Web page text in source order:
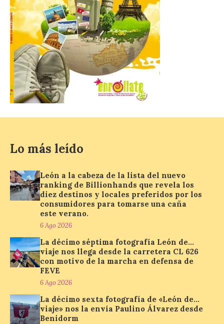
7 Ago 2026
La agrupación zamorana
ha logrado una Medalla de
Honor con Distinción, el
segundo puesto en la
clasificación general y la
Mención de Honor a la mejor
interpretación en el World Music Contest
celebrado en Kerkrade. Más de la mitad
La Térmica Cultural y La
la Energía de Ponferrada
publican su agenda para
este fin de semana
7 Ago 2026
Además, se celebrarán
nuevas visitas guiadas de
‘Paseo entre centrales.
Un recorrido entre La
la Energía (antigua central térmica de la
Minero Siderúrgica de Ponferrada –
MSP) y La Térmica Cultural (antigua
central de Compostilla […]
Lo más leído
León a la cabeza de la lista del nuevo
ranking de Billionhands que revela los
diez destinos y locales preferidos por los
consumidores para tomarse una caña
este verano.
6 Ago 2026
La décimo séptima fotografía León de…
viaje nos llega desde la carretera CL 626
con motivo de la marcha en defensa de
FEVE
6 Ago 2026
La décimo sexta fotografía de «León de…
viaje» nos la envía Paulino Álvarez desde
Benidorm